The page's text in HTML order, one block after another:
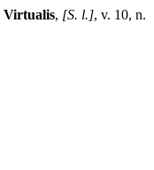
Virtualis, [S. l.], v. 10, n.